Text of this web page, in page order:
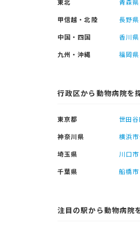
東北 青森県
甲信越・北陸
長野県
中国・四国
香川県
九州・沖縄
福岡県
行政区から動物病院を
東京都 世田谷
神奈川県
横浜
埼玉県
川口市
千葉県
船橋市
注目の駅から動物病院